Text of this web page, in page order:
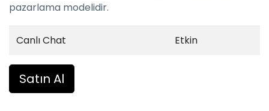
pazarlama modelidir.
Canlı Chat Etkin
Satın Al